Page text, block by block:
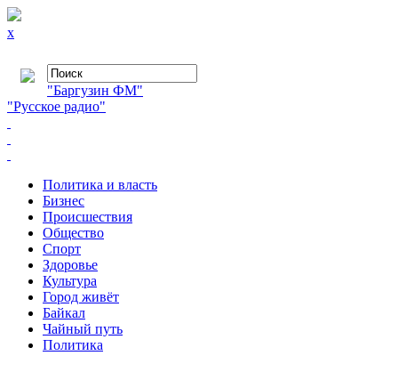
x
"Баргузин ФМ"
"Русское радио"
Политика и власть
Бизнес
Происшествия
Общество
Cпорт
Здоровье
Культура
Город живёт
Байкал
Чайный путь
Политика